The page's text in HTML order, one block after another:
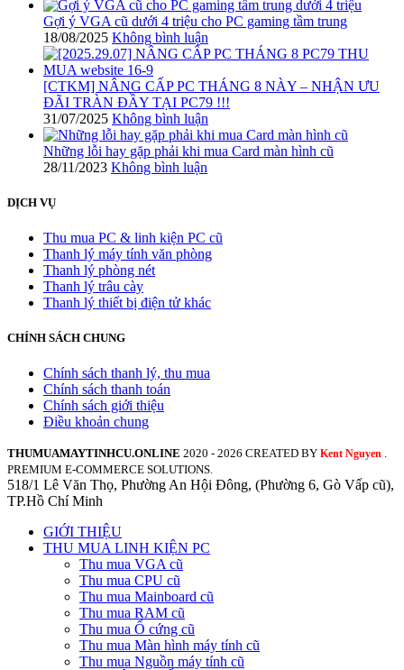
Gợi ý VGA cũ dưới 4 triệu cho PC gaming tầm trung
18/08/2025 Không bình luận
[CTKM] NÂNG CẤP PC THÁNG 8 NÀY – NHẬN ƯU
ĐÃI TRÀN ĐẦY TẠI PC79 !!!
31/07/2025 Không bình luận
Những lỗi hay gặp phải khi mua Card màn hình cũ
28/11/2023 Không bình luận
DỊCH VỤ
Thu mua PC & linh kiện PC cũ
Thanh lý máy tính văn phòng
Thanh lý phòng nét
Thanh lý trâu cày
Thanh lý thiết bị điện tử khác
CHÍNH SÁCH CHUNG
Chính sách thanh lý, thu mua
Chính sách thanh toán
Chính sách giới thiệu
Điều khoản chung
THUMUAMAYTINHCU.ONLINE 2020 - 2026 CREATED BY Kent Nguyen .
PREMIUM E-COMMERCE SOLUTIONS.
518/1 Lê Văn Thọ, Phường An Hội Đông, (Phường 6, Gò Vấp cũ),
TP.Hồ Chí Minh
GIỚI THIỆU
THU MUA LINH KIỆN PC
Thu mua VGA cũ
Thu mua CPU cũ
Thu mua Mainboard cũ
Thu mua RAM cũ
Thu mua Ổ cứng cũ
Thu mua Màn hình máy tính cũ
Thu mua Nguồn máy tính cũ